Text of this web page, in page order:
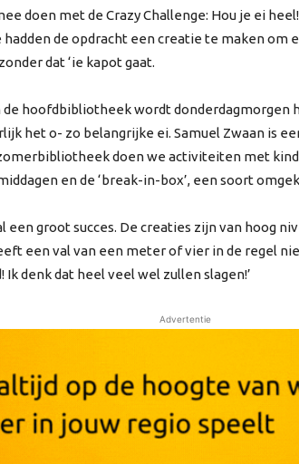
doen met de Crazy Challenge: Hou je ei
hadden de opdracht een creatie te maken om
dat ‘ie kapot gaat.
de hoofdbibliotheek wordt donderdagmorgen
het o- zo belangrijke ei. Samuel Zwaan is
doen we activiteiten met
en de ‘break-in-box’, een soort
een groot succes. De creaties zijn van hoog
een val van een meter of vier in de regel
Ik denk dat heel veel wel zullen slagen!’
Advertentie